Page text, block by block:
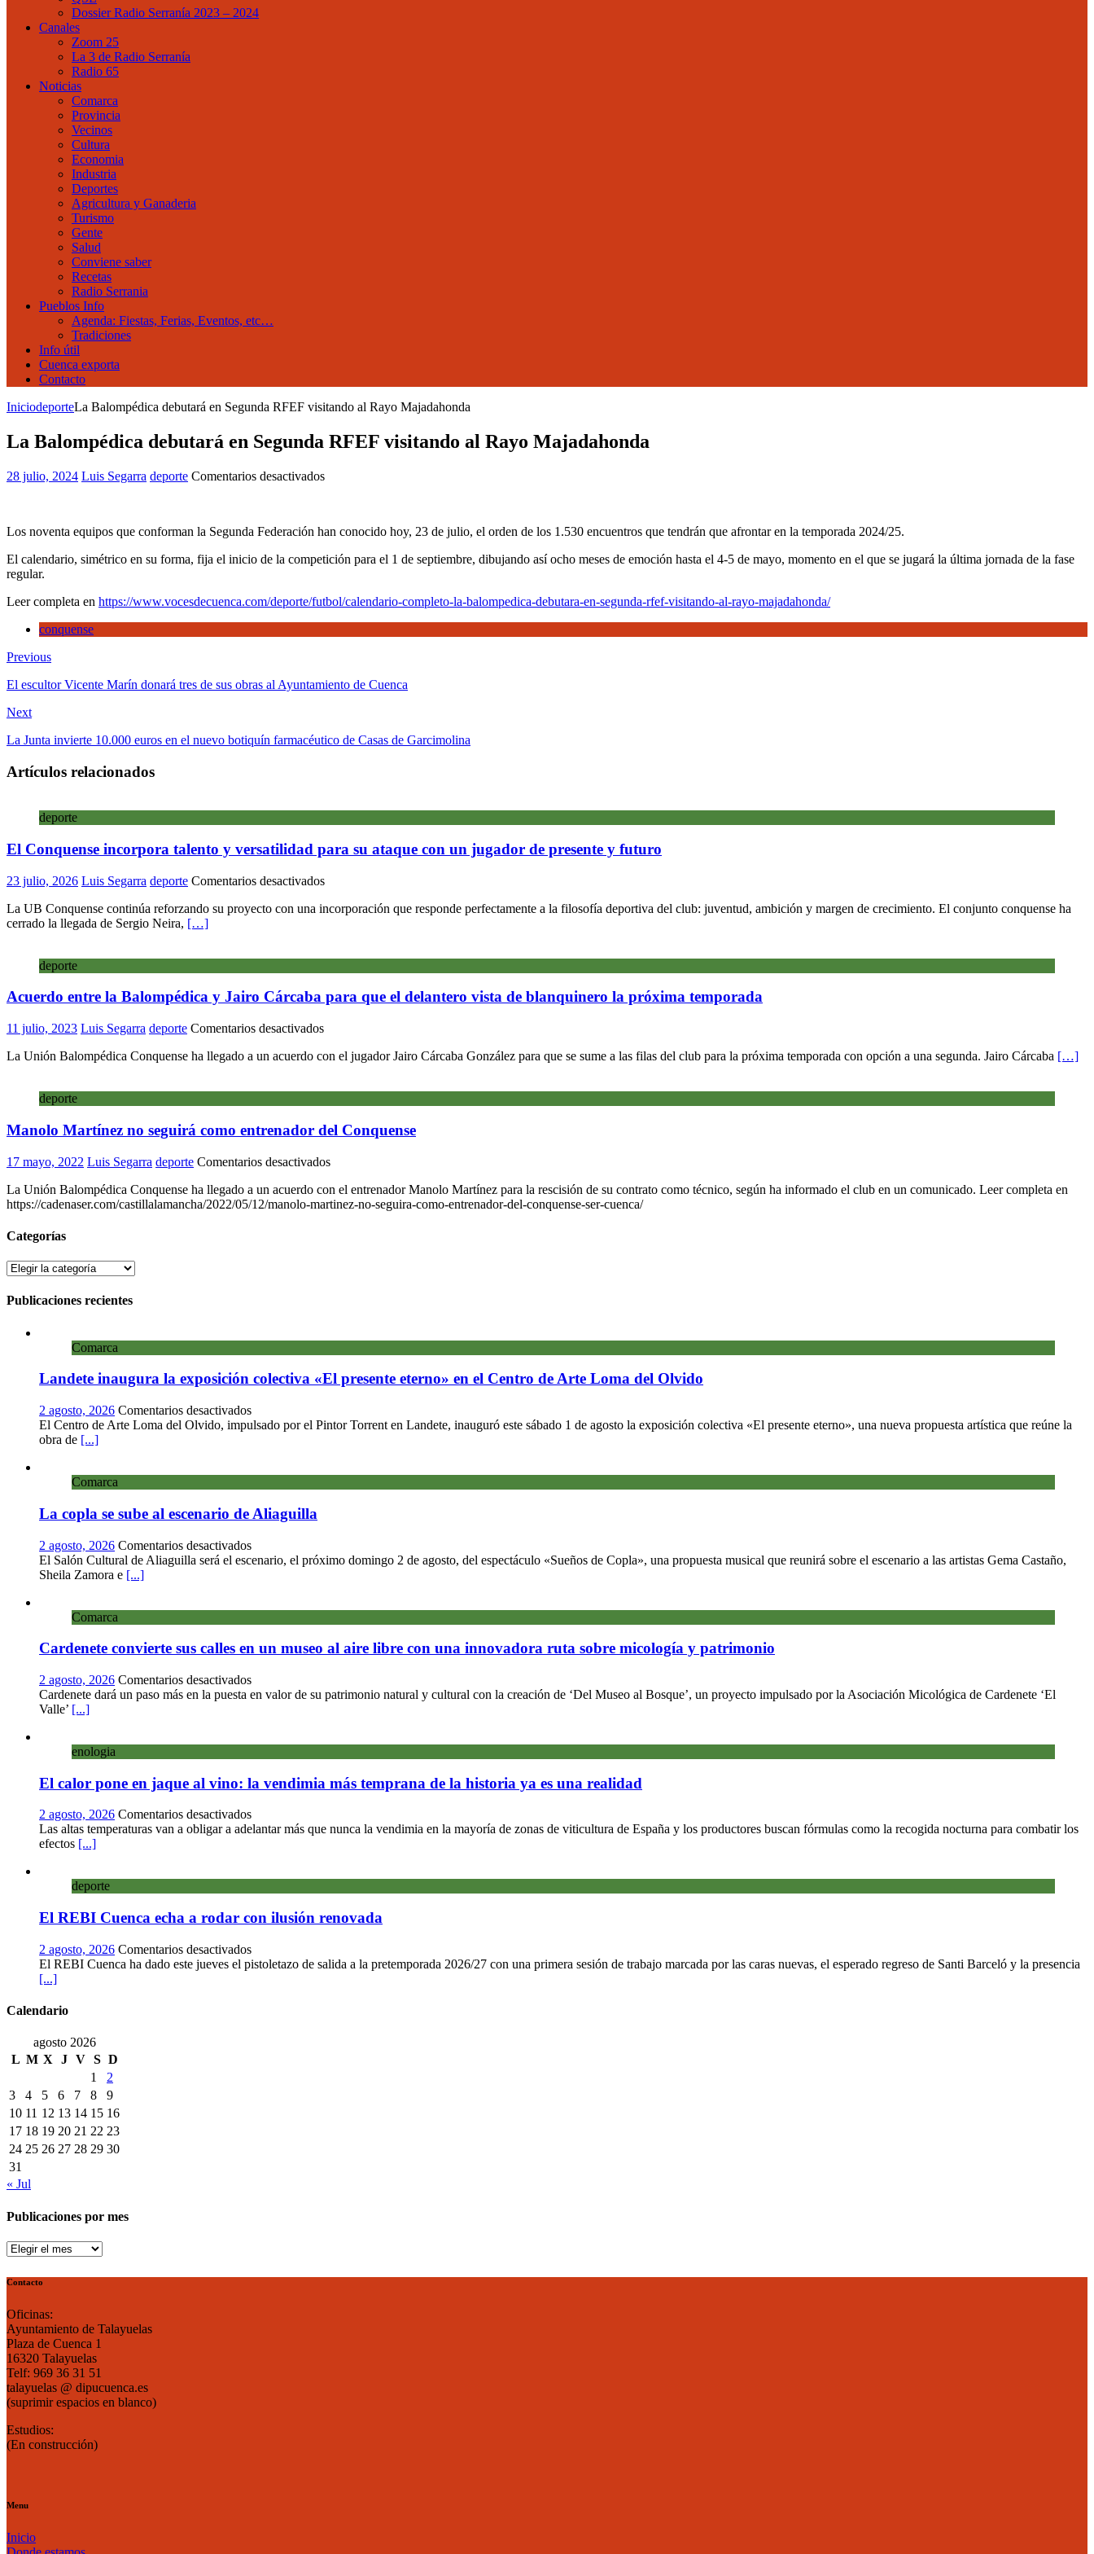
Dossier Radio Serranía 2023 – 2024
Canales
Zoom 25
La 3 de Radio Serranía
Radio 65
Noticias
Comarca
Provincia
Vecinos
Cultura
Economia
Industria
Deportes
Agricultura y Ganaderia
Turismo
Gente
Salud
Conviene saber
Recetas
Radio Serrania
Pueblos Info
Agenda: Fiestas, Ferias, Eventos, etc…
Tradiciones
Info útil
Cuenca exporta
Contacto
IniciodeporteLa Balompédica debutará en Segunda RFEF visitando al Rayo Majadahonda
La Balompédica debutará en Segunda RFEF visitando al Rayo Majadahonda
28 julio, 2024 Luis Segarra deporte Comentarios desactivadosen
en
RFEF
Rayo
Majadahonda
Los noventa equipos que conforman la Segunda Federación han conocido hoy, 23 de julio, el orden de los 1.530 encuentros que tendrán que afrontar en la temporada 2024/25.
El calendario, simétrico en su forma, fija el inicio de la competición para el 1 de septiembre, dibujando así ocho meses de emoción hasta el 4-5 de mayo, momento en el que se jugará la última jornada de la fase
regular.
Leer completa en https://www.vocesdecuenca.com/deporte/futbol/calendario-completo-la-balompedica-debutara-en-segunda-rfef-visitando-al-rayo-majadahonda/
conquense
Previous
El escultor Vicente Marín donará tres de sus obras al Ayuntamiento de Cuenca
Next
La Junta invierte 10.000 euros en el nuevo botiquín farmacéutico de Casas de Garcimolina
Artículos relacionados
deporte
El Conquense incorpora talento y versatilidad para su ataque con un jugador de presente y futuro
23 julio, 2026 Luis Segarra deporte Comentarios desactivadosen
Conquense
su
jugador
La UB Conquense continúa reforzando su proyecto con una incorporación que responde perfectamente a la filosofía deportiva del club: juventud, ambición y margen de crecimiento. El conjunto conquense ha
cerrado la llegada de Sergio Neira, […]
deporte
Acuerdo entre la Balompédica y Jairo Cárcaba para que el delantero vista de blanquinero la próxima temporada
11 julio, 2023 Luis Segarra deporte Comentarios desactivadosen
entre
Cárcaba
que
delantero
vista
La Unión Balompédica Conquense ha llegado a un acuerdo con el jugador Jairo Cárcaba González para que se sume a las filas del club para la próxima temporada con opción a una segunda. Jairo Cárcaba […]
deporte
Manolo Martínez no seguirá como entrenador del Conquense
17 mayo, 2022 Luis Segarra deporte Comentarios desactivadosen
Martínez
no
La Unión Balompédica Conquense ha llegado a un acuerdo con el entrenador Manolo Martínez para la rescisión de su contrato como técnico, según ha informado el club en un comunicado. Leer completa en
https://cadenaser.com/castillalamancha/2022/05/12/manolo-martinez-no-seguira-como-entrenador-del-conquense-ser-cuenca/
Categorías
Categorías
Publicaciones recientes
Comarca
Landete inaugura la exposición colectiva «El presente eterno» en el Centro de Arte Loma del Olvido
2 agosto, 2026 Comentarios desactivadosen
Landete
presente
eterno»
en
el
Centro
Loma
del
Olvido
El Centro de Arte Loma del Olvido, impulsado por el Pintor Torrent en Landete, inauguró este sábado 1 de agosto la exposición colectiva «El presente eterno», una nueva propuesta artística que reúne la
obra de [...]
Comarca
La copla se sube al escenario de Aliaguilla
2 agosto, 2026 Comentarios desactivadosen
La
de
El Salón Cultural de Aliaguilla será el escenario, el próximo domingo 2 de agosto, del espectáculo «Sueños de Copla», una propuesta musical que reunirá sobre el escenario a las artistas Gema Castaño,
Sheila Zamora e [...]
Comarca
Cardenete convierte sus calles en un museo al aire libre con una innovadora ruta sobre micología y patrimonio
2 agosto, 2026 Comentarios desactivadosen
Cardenete
museo
aire
libre
micología
y
Cardenete dará un paso más en la puesta en valor de su patrimonio natural y cultural con la creación de ‘Del Museo al Bosque’, un proyecto impulsado por la Asociación Micológica de Cardenete ‘El
Valle’ [...]
enologia
El calor pone en jaque al vino: la vendimia más temprana de la historia ya es una realidad
2 agosto, 2026 Comentarios desactivadosen
El
vino:
vendimia
más
Las altas temperaturas van a obligar a adelantar más que nunca la vendimia en la mayoría de zonas de viticultura de España y los productores buscan fórmulas como la recogida nocturna para combatir los
efectos [...]
deporte
El REBI Cuenca echa a rodar con ilusión renovada
2 agosto, 2026 Comentarios desactivadosen
El
El REBI Cuenca ha dado este jueves el pistoletazo de salida a la pretemporada 2026/27 con una primera sesión de trabajo marcada por las caras nuevas, el esperado regreso de Santi Barceló y la presencia
[...]
Calendario
agosto 2026
L M X J V S D
1
2
3
4 5 6 7 8
9
10 11 12 13 14 15 16
17 18 19 20 21 22 23
24 25 26 27 28 29 30
31
« Jul
Publicaciones por mes
Publicaciones
mes
Contacto
Oficinas:
Ayuntamiento de Talayuelas
Plaza de Cuenca 1
16320 Talayuelas
Telf: 969 36 31 51
talayuelas @ dipucuenca.es
(suprimir espacios en blanco)
Estudios:
(En construcción)
Menu
Inicio